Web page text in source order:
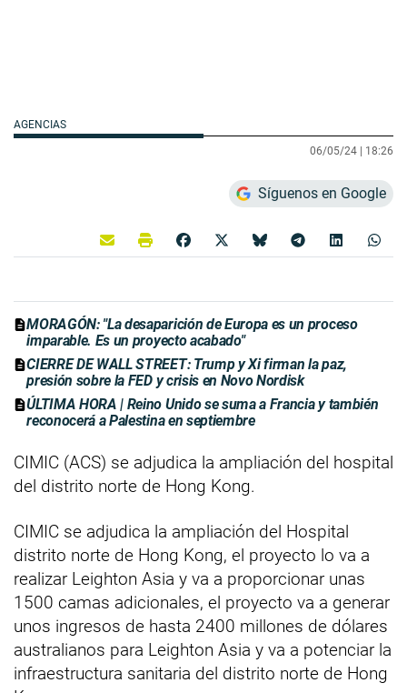
AGENCIAS
06/05/24 | 18:26
Síguenos en Google
MORAGÓN: "La desaparición de Europa es un proceso
imparable. Es un proyecto acabado"
CIERRE DE WALL STREET: Trump y Xi firman la paz,
presión sobre la FED y crisis en Novo Nordisk
ÚLTIMA HORA | Reino Unido se suma a Francia y también
reconocerá a Palestina en septiembre
CIMIC (ACS) se adjudica la ampliación del hospital
del distrito norte de Hong Kong.
CIMIC se adjudica la ampliación del Hospital
distrito norte de Hong Kong, el proyecto lo va a
realizar Leighton Asia y va a proporcionar unas
1500 camas adicionales, el proyecto va a generar
unos ingresos de hasta 2400 millones de dólares
australianos para Leighton Asia y va a potenciar la
infraestructura sanitaria del distrito norte de Hong